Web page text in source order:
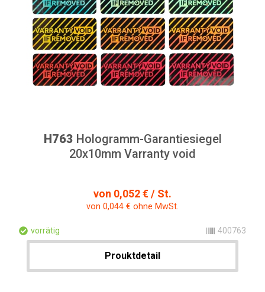
H763 Hologramm-Garantiesiegel
20x10mm Varranty void
von 0,052 € / St.
von 0,044 € ohne MwSt.
vorrätig 400763
Prouktdetail